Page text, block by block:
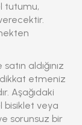
tutumu,
aldığınız
etmeniz
Aşağıdaki
bisiklet veya
sorunsuz bir